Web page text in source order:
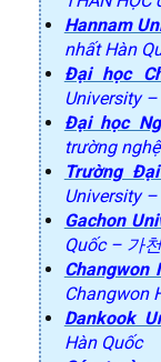
Hannam
nhất Hàn
Đại học
University
Đại học
trường
Trường
University
Gachon
Quốc – 가
Changwon
Changwon
Dankook
Hàn Quốc